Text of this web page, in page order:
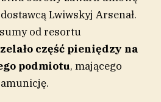
Lwiwskyj Arsenał.
od resortu
część pieniędzy na
podmiotu, mającego